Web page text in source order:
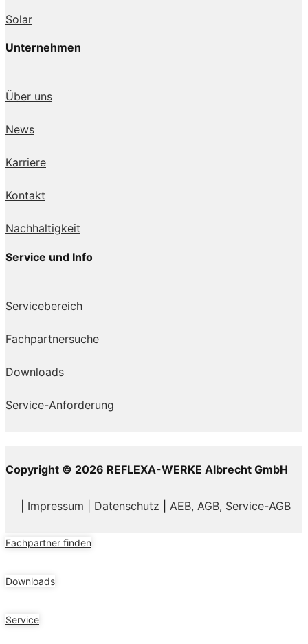
Solar
Unternehmen
Über uns
News
Karriere
Kontakt
Nachhaltigkeit
Service und Info
Servicebereich
Fachpartnersuche
Downloads
Service-Anforderung
Copyright © 2026 REFLEXA-WERKE Albrecht GmbH
| Impressum Datenschutz AEB, AGB, Service-AGB
Fachpartner finden
Downloads
Service